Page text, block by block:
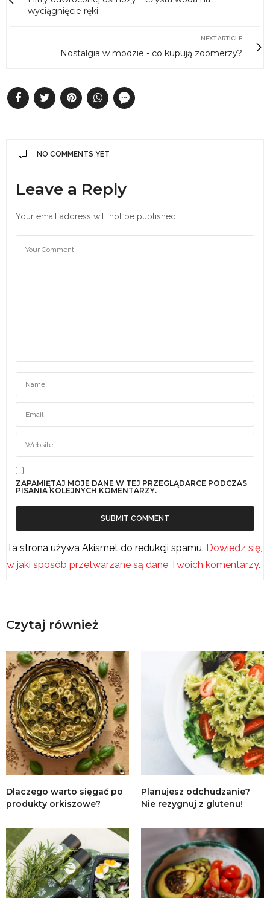
wyciągnięcie ręki
NEXT ARTICLE
Nostalgia w modzie - co kupują zoomerzy?
NO COMMENTS YET
Leave a Reply
Your email address will not be published.
ZAPAMIĘTAJ MOJE DANE W TEJ PRZEGLĄDARCE PODCZAS
PISANIA KOLEJNYCH KOMENTARZY.
Ta strona używa Akismet do redukcji spamu. Dowiedz się,
w jaki sposób przetwarzane są dane Twoich komentarzy.
Czytaj również
Dlaczego warto sięgać po
produkty orkiszowe?
Planujesz odchudzanie?
Nie rezygnuj z glutenu!